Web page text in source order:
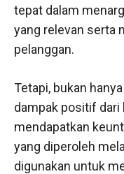
tepat dalam
yang relevan serta
pelanggan.
Tetapi, bukan
dampak positif dari
mendapatkan
yang diperoleh
digunakan untuk